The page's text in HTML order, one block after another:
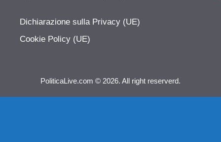
Dichiarazione sulla Privacy (UE)
Cookie Policy (UE)
PoliticaLive.com © 2026. All right reserverd.